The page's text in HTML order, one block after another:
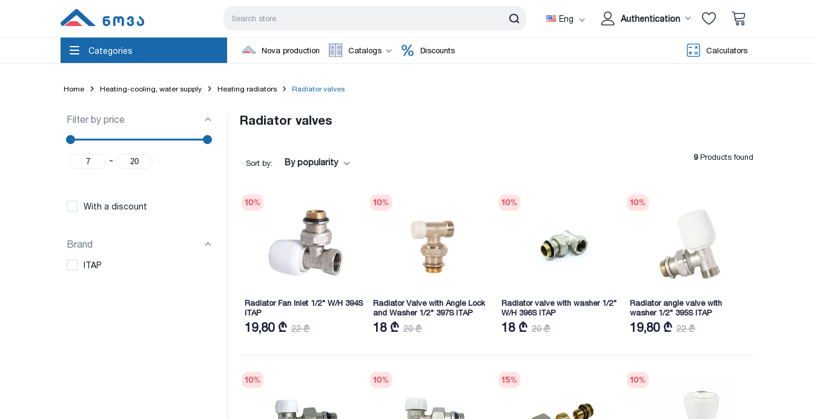
Eng Authentication
Categories Nova production Catalogs Discounts Calculators
Home Heating-cooling, water supply Heating radiators Radiator valves
Filter by price
-
With a discount
Brand
ITAP
Radiator valves
Sort by: By popularity
9Products found
10%
Radiator Fan Inlet 1/2" W/H 394S
ITAP
19,80 ₾ 22 ₾
10%
Radiator Valve with Angle Lock
and Washer 1/2" 397S ITAP
18 ₾ 20 ₾
10%
Radiator valve with washer 1/2"
W/H 396S ITAP
18 ₾ 20 ₾
10%
Radiator angle valve with
washer 1/2" 395S ITAP
19,80 ₾ 22 ₾
10% 10% 15% 10%